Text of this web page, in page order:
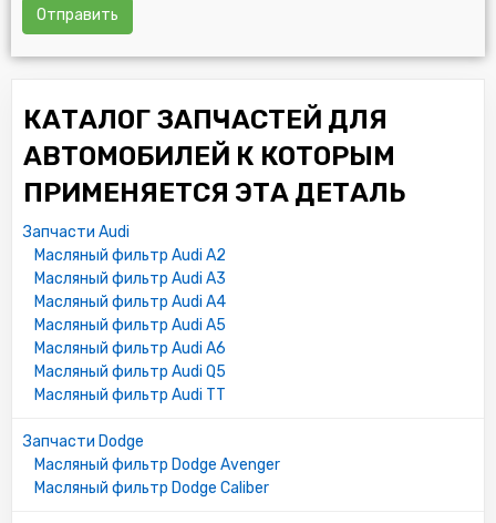
Отправить
КАТАЛОГ ЗАПЧАСТЕЙ ДЛЯ
АВТОМОБИЛЕЙ К КОТОРЫМ
ПРИМЕНЯЕТСЯ ЭТА ДЕТАЛЬ
Запчасти Audi
Масляный фильтр Audi A2
Масляный фильтр Audi A3
Масляный фильтр Audi A4
Масляный фильтр Audi A5
Масляный фильтр Audi A6
Масляный фильтр Audi Q5
Масляный фильтр Audi TT
Запчасти Dodge
Масляный фильтр Dodge Avenger
Масляный фильтр Dodge Caliber